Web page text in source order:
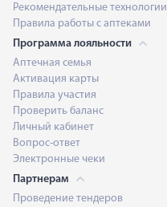
Рекомендательные технологии
Правила работы с аптеками
Программа лояльности
Аптечная семья
Активация карты
Правила участия
Проверить баланс
Личный кабинет
Вопрос-ответ
Электронные чеки
Партнерам
Проведение тендеров